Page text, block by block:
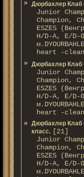
Дюрбахлер Клаб
Junior
Champion,
ESZES
H/D-A, E/D-
heart -
Дюрбахлер Клаб
Junior
Champion,
ESZES
H/D-A, E/D-
heart -
Дюрбахлер Клаб
класс. [21]
Junior
Champion,
ESZES
H/D-A, E/D-